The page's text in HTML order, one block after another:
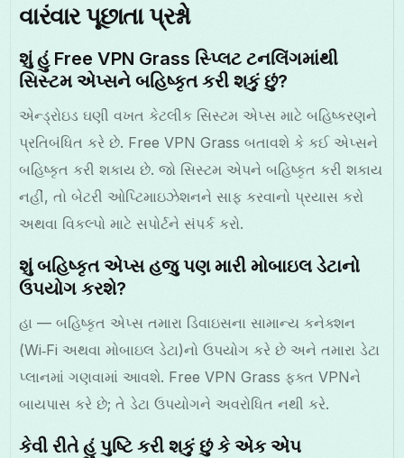
વારંવાર પૂછાતા પ્રશ્નો
શું હું Free VPN Grass સ્પ્લિટ ટનલિંગમાંથી
સિસ્ટમ એપ્સને બહિષ્કૃત કરી શકું છું?
એન્ડ્રોઇડ ઘણી વખત કેટલીક સિસ્ટમ એપ્સ માટે બહિષ્કરણને
પ્રતિબંધિત કરે છે. Free VPN Grass બતાવશે કે કઈ એપ્સને
બહિષ્કૃત કરી શકાય છે. જો સિસ્ટમ એપને બહિષ્કૃત કરી શકાય
નહીં, તો બેટરી ઓપ્ટિમાઇઝેશનને સાફ કરવાનો પ્રયાસ કરો
અથવા વિકલ્પો માટે સપોર્ટને સંપર્ક કરો.
શું બહિષ્કૃત એપ્સ હજુ પણ મારી મોબાઇલ ડેટાનો
ઉપયોગ કરશે?
હા — બહિષ્કૃત એપ્સ તમારા ડિવાઇસના સામાન્ય કનેક્શન
(Wi‑Fi અથવા મોબાઇલ ડેટા)નો ઉપયોગ કરે છે અને તમારા ડેટા
પ્લાનમાં ગણવામાં આવશે. Free VPN Grass ફક્ત VPNને
બાયપાસ કરે છે; તે ડેટા ઉપયોગને અવરોધિત નથી કરે.
કેવી રીતે હું પુષ્ટિ કરી શકું છું કે એક એપ